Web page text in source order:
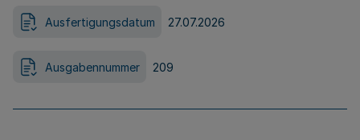
Ausfertigungsdatum 27.07.2026
Ausgabennummer 209